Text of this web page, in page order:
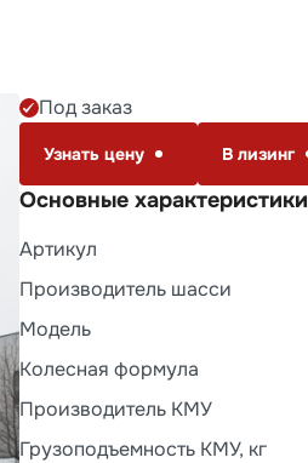
Под заказ
Узнать цену В лизинг
Основные характеристики
Артикул
Производитель шасси
Модель
Колесная формула
Производитель КМУ
Грузоподъемность КМУ, кг